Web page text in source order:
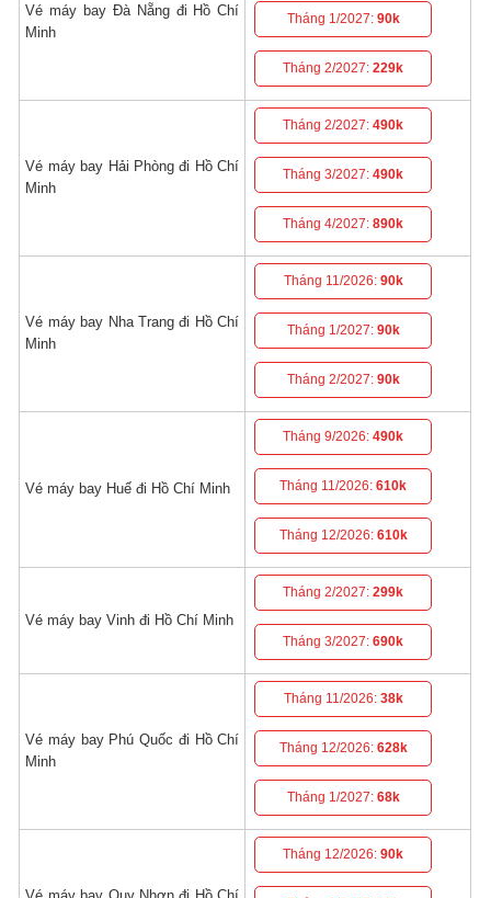
Vé máy bay Đà Nẵng đi Hồ Chí
Minh
Tháng 1/2027: 90k
Tháng 2/2027:229k
Vé máy bay Hải Phòng đi Hồ Chí
Minh
Tháng 2/2027:490k
Tháng 3/2027:490k
Tháng 4/2027:890k
Vé máy bay Nha Trang đi Hồ Chí
Minh
Tháng 11/2026: 90k
Tháng 1/2027: 90k
Tháng 2/2027: 90k
Vé máy bay Huế đi Hồ Chí Minh
Tháng 9/2026:490k
Tháng 11/2026:610k
Tháng 12/2026: 610k
Vé máy bay Vinh đi Hồ Chí Minh
Tháng 2/2027:299k
Tháng 3/2027:690k
Vé máy bay Phú Quốc đi Hồ Chí
Minh
Tháng 11/2026: 38k
Tháng 12/2026: 628k
Tháng 1/2027: 68k
Tháng 12/2026:90k